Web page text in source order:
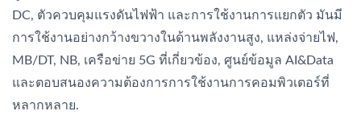
DC, ตัวควบคุมแรงดันไฟฟ้า และการใช้งานการแยกตัว มันมี
การใช้งานอย่างกว้างขวางในด้านพลังงานสูง, แหล่งจ่ายไฟ,
MB/DT, NB, เครือข่าย 5G ที่เกี่ยวข้อง, ศูนย์ข้อมูล AI&Data
และตอบสนองความต้องการการใช้งานการคอมพิวเตอร์ที่
หลากหลาย.